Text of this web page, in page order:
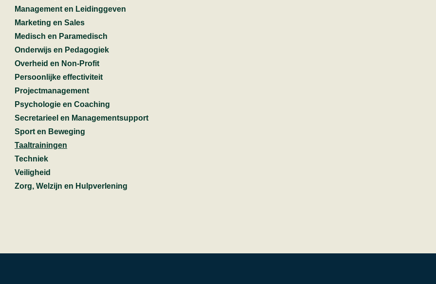
Management en Leidinggeven
Marketing en Sales
Medisch en Paramedisch
Onderwijs en Pedagogiek
Overheid en Non-Profit
Persoonlijke effectiviteit
Projectmanagement
Psychologie en Coaching
Secretarieel en Managementsupport
Sport en Beweging
Taaltrainingen
Techniek
Veiligheid
Zorg, Welzijn en Hulpverlening